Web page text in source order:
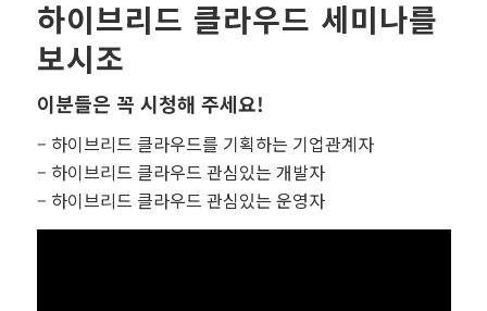
하이브리드 클라우드 세미나를
보시조
이분들은 꼭 시청해 주세요!
– 하이브리드 클라우드를 기획하는 기업관계자
– 하이브리드 클라우드 관심있는 개발자
– 하이브리드 클라우드 관심있는 운영자